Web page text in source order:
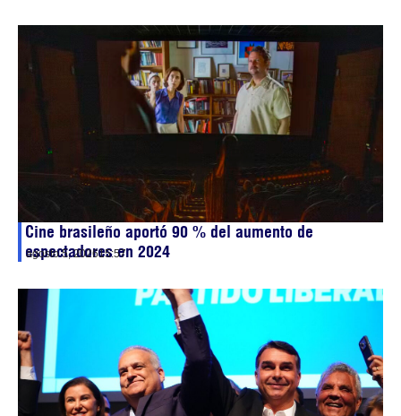
Cine brasileño aportó 90 % del aumento de
espectadores en 2024
agosto 5, 202615:57